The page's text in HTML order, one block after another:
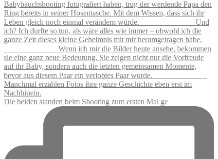
Die beiden standen beim Shooting zum ersten Mal ge